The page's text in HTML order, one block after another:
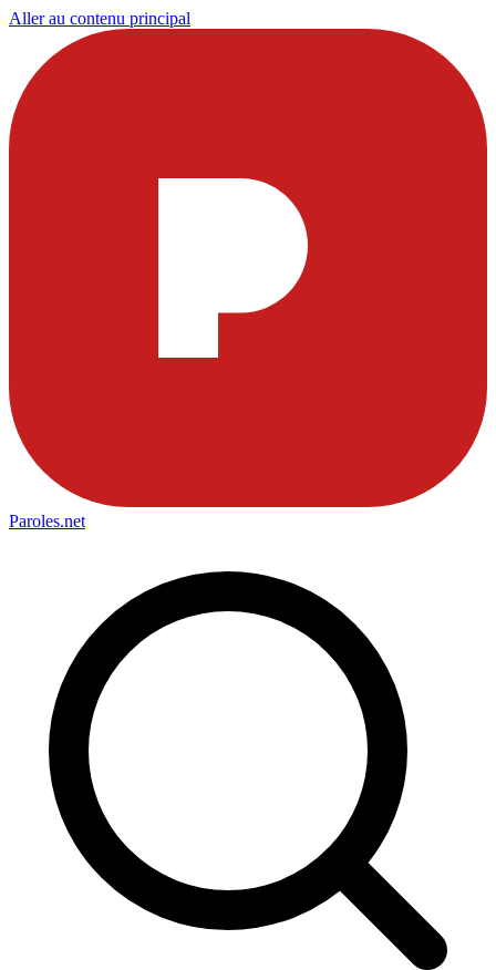
Aller au contenu principal
Paroles.net